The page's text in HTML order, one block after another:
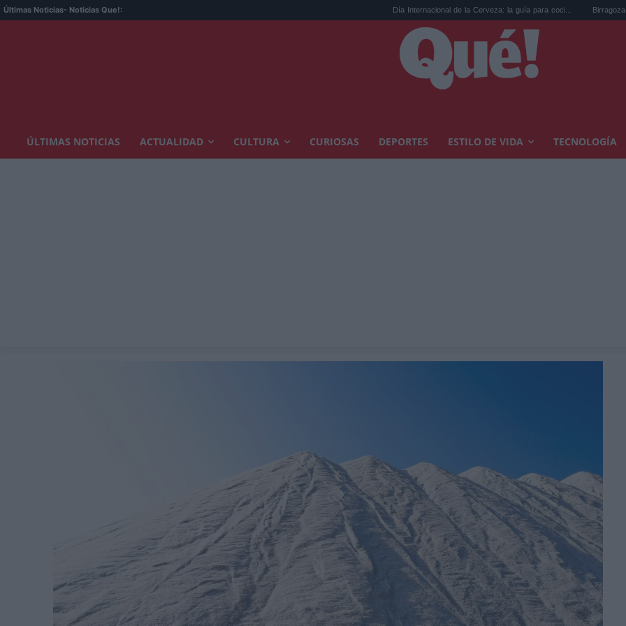
Últimas Noticias- Noticias Que!: Día Internacional de la Cerveza: la guía para coci... Birragoza 2026: el
ÚLTIMAS NOTICIAS ACTUALIDAD CULTURA CURIOSAS DEPORTES ESTILO DE VIDA TECNOLOGÍA